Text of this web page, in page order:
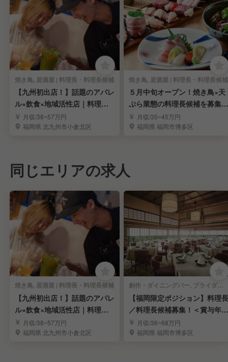
焼き鳥, 居酒屋 | 料理長・料理長候補
【九州初出店！】話題のアパレ
ル×飲食×地域活性店｜料理
長・料理長候補を求む
月収/38~57万円
福岡県 北九州市小倉北区
焼き鳥, 居酒屋 | 料理長・料理長候補
５月中旬オープン！焼き鳥×天
ぷら業態の料理長候補を募集★
インセン有
月収/35~45万円
福岡県 福岡市博多区
同じエリアの求人
焼き鳥, 居酒屋 | 料理長・料理長候補
【九州初出店！】話題のアパレ
ル×飲食×地域活性店｜料理
長・料理長候補を求む
月収/38~57万円
福岡県 北九州市小倉北区
創作・ダイニングバー, ブライダル | 料理長・料理長候補
【福岡限定ポジション】料理長
／料理長候補募集！＜賞与年4
＋インセンティブ＞
月収/36~68万円
福岡県 福岡市博多区